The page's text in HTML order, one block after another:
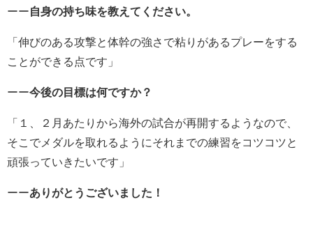
ーー自身の持ち味を教えてください。
「伸びのある攻撃と体幹の強さで粘りがあるプレーをする
ことができる点です」
ーー今後の目標は何ですか？
「１、２月あたりから海外の試合が再開するようなので、
そこでメダルを取れるようにそれまでの練習をコツコツと
頑張っていきたいです」
ーーありがとうございました！